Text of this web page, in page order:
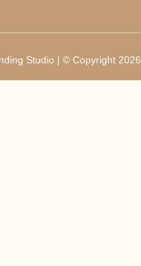
Studio | © Copyright 2026